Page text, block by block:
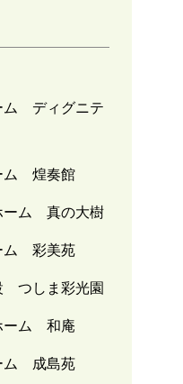
ム ディグニテ
ム 煌奏館
ーム 真の大樹
ム 彩美苑
つしま彩光園
ーム 和庵
ム 成島苑